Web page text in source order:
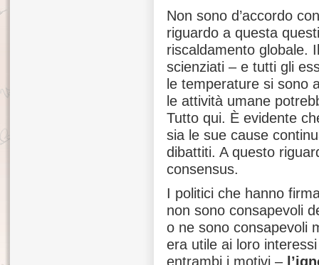
Non sono d’accordo
riguardo a questa
riscaldamento globale.
scienziati – e tutti gli
le temperature si sono
le attività umane
Tutto qui. È evidente
sia le sue cause
dibattiti. A questo
consensus.
I politici che hanno
non sono consapevoli
o ne sono consapevoli
era utile ai loro
entrambi i motivi –